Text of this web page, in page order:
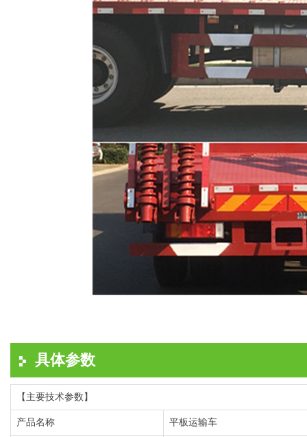
具体参数
【主要技术参数】
产品名称 平板运输车